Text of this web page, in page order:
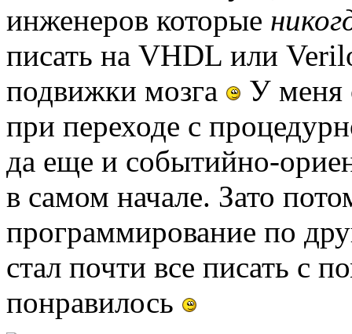
инженеров которые
писать на VHDL или
подвижки мозга
У меня
при переходе с
да еще и событийно-
в самом начале. Зато
программирование по
стал почти все писать с
понравилось